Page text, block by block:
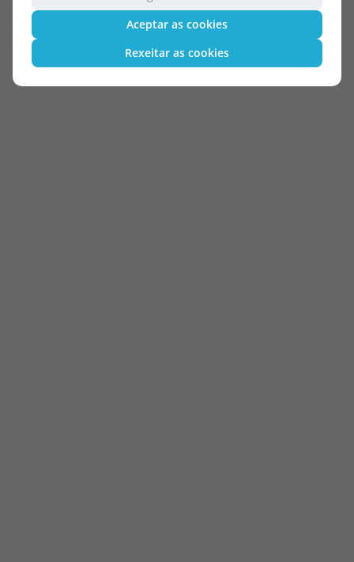
Aceptar as cookies
Rexeitar as cookies